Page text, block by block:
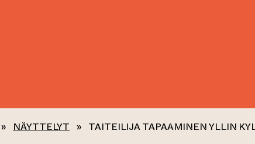
» NÄYTTELYT » TAITEILIJA TAPAAMINEN YLLIN